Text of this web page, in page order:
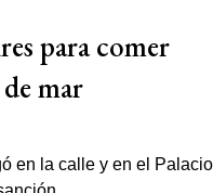
para comer
mar